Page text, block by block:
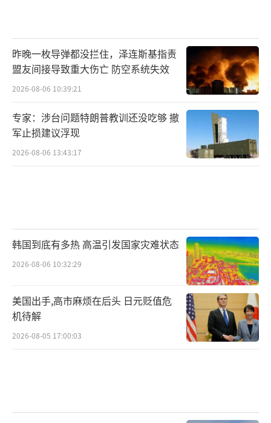
然而，随着西方帝国主义的崛起清王朝的
逐步衰落，同样推行锁国政策，处于封建社会
于是，1868年，
日本掀起了向西方学习的
浪潮，推行改革进行西化
，这就是明治维新。
为了迎合西化浪潮，日本人创造了用片假
名来直接音译英语单词的方式，借此还可以弱
化汉语在日语中的使用频率与地位。
（音译的外来语）
这些建议，政府当局竟然也接受过。例
昨晚一枚导弹都没拦住，泽连斯基指责
盟友间接导致重大伤亡 防空系统失效
2026-08-06 10:39:21
专家：涉台问题特朗普教训还没吃够 撤
军止损建议浮现
2026-08-06 13:43:17
韩国到底有多热 高温引发国家灾难状态
2026-08-06 10:32:29
美国出手,高市麻烦在后头 日元贬值危
机待解
2026-08-05 17:00:03